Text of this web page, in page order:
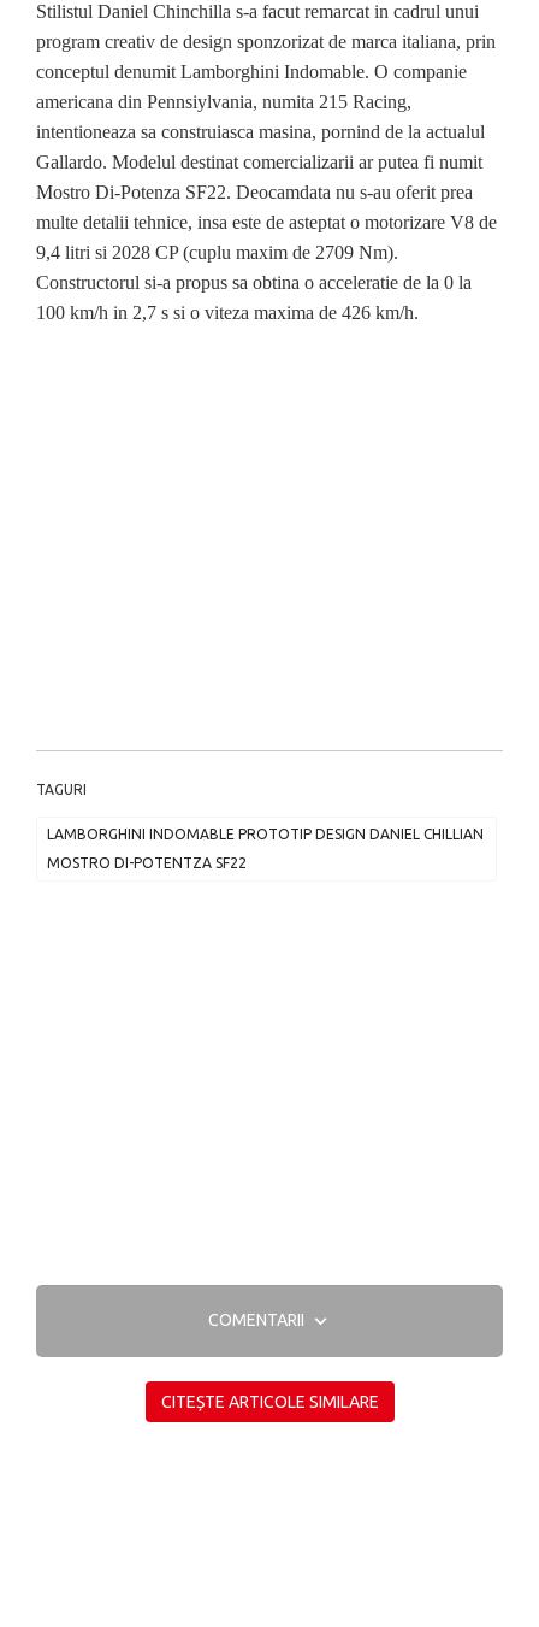
Stilistul Daniel Chinchilla s-a facut remarcat in cadrul unui
program creativ de design sponzorizat de marca italiana, prin
conceptul denumit Lamborghini Indomable. O companie
americana din Pennsiylvania, numita 215 Racing,
intentioneaza sa construiasca masina, pornind de la actualul
Gallardo. Modelul destinat comercializarii ar putea fi numit
Mostro Di-Potenza SF22. Deocamdata nu s-au oferit prea
multe detalii tehnice, insa este de asteptat o motorizare V8 de
9,4 litri si 2028 CP (cuplu maxim de 2709 Nm).
Constructorul si-a propus sa obtina o acceleratie de la 0 la
100 km/h in 2,7 s si o viteza maxima de 426 km/h.
TAGURI
LAMBORGHINI INDOMABLE PROTOTIP DESIGN DANIEL CHILLIAN
MOSTRO DI-POTENTZA SF22
COMENTARII
CITEȘTE ARTICOLE SIMILARE